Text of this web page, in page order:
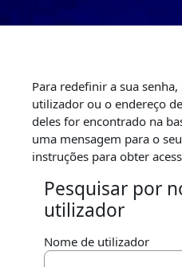
Para redefinir a sua
utilizador ou o endereço
deles for encontrado na
uma mensagem para o
instruções para obter
Pesquisar por
Pesquisar por
utilizador
Nome de utilizador